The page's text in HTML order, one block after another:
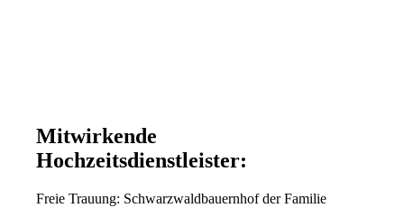
Mitwirkende
Hochzeitsdienstleister:
Freie Trauung: Schwarzwaldbauernhof der Familie